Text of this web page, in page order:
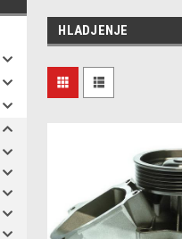
HLADJENJE